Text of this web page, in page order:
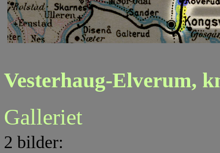
Vesterhaug-Elverum,
Galleriet
2 bilder: